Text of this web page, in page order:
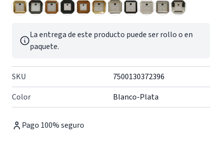
La entrega de este producto puede ser rollo o en
paquete.
SKU
7500130372396
Color
Blanco-Plata
Pago 100% seguro